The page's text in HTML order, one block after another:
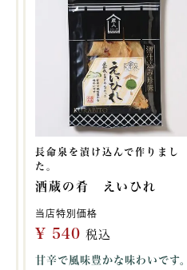
長命泉を漬け込んで作りまし
た。
酒蔵の肴 えいひれ
当店特別価格
¥ 540 税込
甘辛で風味豊かな味わいです。